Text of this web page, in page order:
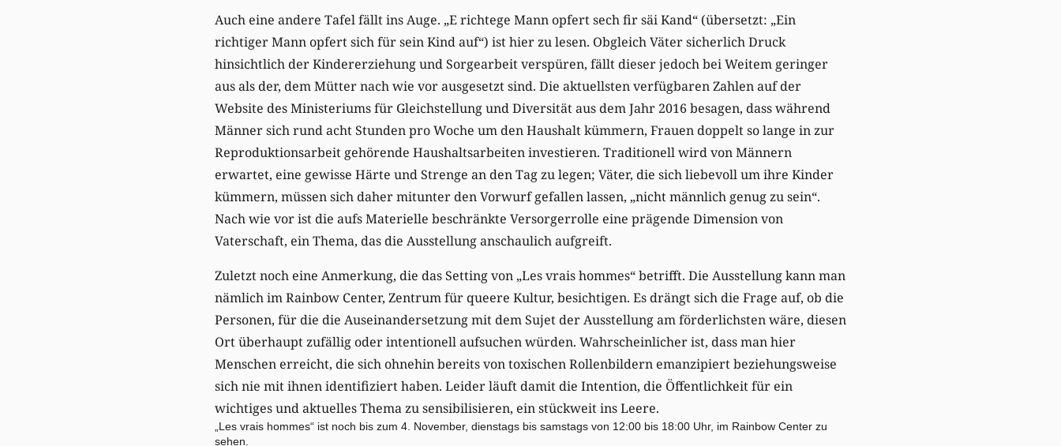
Auch eine andere Tafel fällt ins Auge. „E richtege Mann opfert sech fir säi Kand“ (übersetzt: „Ein
richtiger Mann opfert sich für sein Kind auf“) ist hier zu lesen. Obgleich Väter sicherlich Druck
hinsichtlich der Kindererziehung und Sorgearbeit verspüren, fällt dieser jedoch bei Weitem geringer
aus als der, dem Mütter nach wie vor ausgesetzt sind. Die aktuellsten verfügbaren Zahlen auf der
Website des Ministeriums für Gleichstellung und Diversität aus dem Jahr 2016 besagen, dass während
Männer sich rund acht Stunden pro Woche um den Haushalt kümmern, Frauen doppelt so lange in zur
Reproduktionsarbeit gehörende Haushaltsarbeiten investieren. Traditionell wird von Männern
erwartet, eine gewisse Härte und Strenge an den Tag zu legen; Väter, die sich liebevoll um ihre Kinder
kümmern, müssen sich daher mitunter den Vorwurf gefallen lassen, „nicht männlich genug zu sein“.
Nach wie vor ist die aufs Materielle beschränkte Versorgerrolle eine prägende Dimension von
Vaterschaft, ein Thema, das die Ausstellung anschaulich aufgreift.
Zuletzt noch eine Anmerkung, die das Setting von „Les vrais hommes“ betrifft. Die Ausstellung kann man
nämlich im Rainbow Center, Zentrum für queere Kultur, besichtigen. Es drängt sich die Frage auf, ob die
Personen, für die die Auseinandersetzung mit dem Sujet der Ausstellung am förderlichsten wäre, diesen
Ort überhaupt zufällig oder intentionell aufsuchen würden. Wahrscheinlicher ist, dass man hier
Menschen erreicht, die sich ohnehin bereits von toxischen Rollenbildern emanzipiert beziehungsweise
sich nie mit ihnen identifiziert haben. Leider läuft damit die Intention, die Öffentlichkeit für ein
wichtiges und aktuelles Thema zu sensibilisieren, ein stückweit ins Leere.
„Les vrais hommes“ ist noch bis zum 4. November, dienstags bis samstags von 12:00 bis 18:00 Uhr, im Rainbow Center zu
sehen.